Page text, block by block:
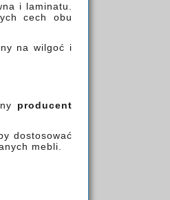
i laminatu.
cech obu
na wilgoć i
producent
dostosować
mebli.